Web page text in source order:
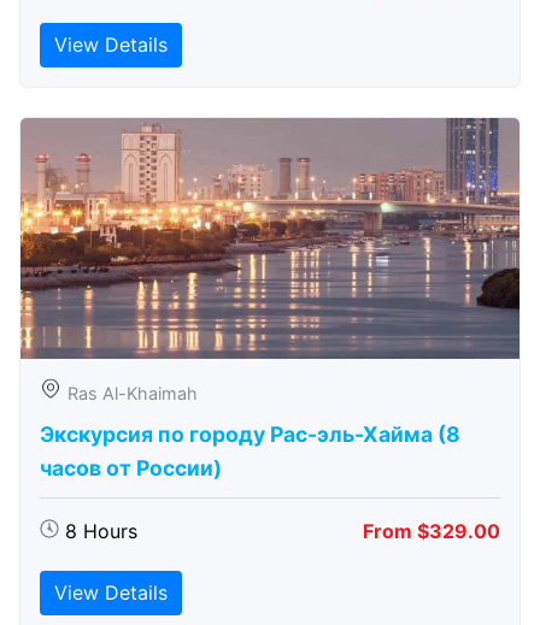
View Details
Ras Al-Khaimah
Экскурсия по городу Рас-эль-Хайма (8
часов от России)
8 Hours From $329.00
View Details